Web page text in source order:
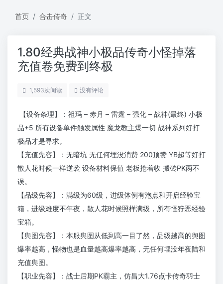
首页 合击传奇 正文
1.80经典战神小极品传奇小怪掉落
充值卷免费到终极
1,593次阅读 没有评论
【设备条理】：祖玛 – 赤月 – 雷霆 – 强化 – 战神(最终) 小极
品+5 所有设备单件触发属性 魔龙教主爆一切 战神系列好打
极品才是寻求。
【充值先容】：无暗坑 无任何埋没消费 200顶赞 YB超等好打
散人花时候一样逆袭 设备材料保值 老板抢着收 搬砖PK两不
误。
【品级先容】：满级为60级，进级体例有泡点和开启经验宝
箱，进级难度不年夜，散人花时候照样满级，所有怪狞恶经验
宝箱。
【舆图先容】：本服舆图从低到高一目了然，品级越高的舆图
爆率越高，怪物也是血量越高爆率越高，无任何埋没年夜陆和
充值舆图。
【职业先容】：战士后期PK霸主，仿昌大1.76点卡传奇羽士